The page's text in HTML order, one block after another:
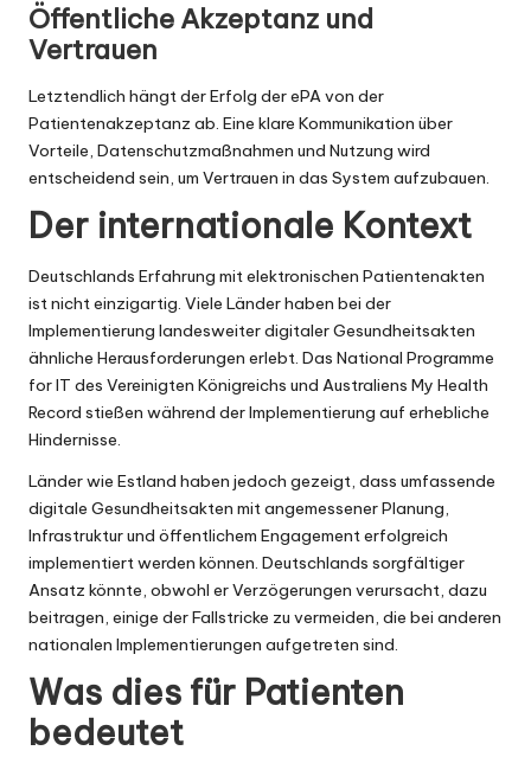
Öffentliche Akzeptanz und
Vertrauen
Letztendlich hängt der Erfolg der ePA von der
Patientenakzeptanz ab. Eine klare Kommunikation über
Vorteile, Datenschutzmaßnahmen und Nutzung wird
entscheidend sein, um Vertrauen in das System aufzubauen.
Der internationale Kontext
Deutschlands Erfahrung mit elektronischen Patientenakten
ist nicht einzigartig. Viele Länder haben bei der
Implementierung landesweiter digitaler Gesundheitsakten
ähnliche Herausforderungen erlebt. Das National Programme
for IT des Vereinigten Königreichs und Australiens My Health
Record stießen während der Implementierung auf erhebliche
Hindernisse.
Länder wie Estland haben jedoch gezeigt, dass umfassende
digitale Gesundheitsakten mit angemessener Planung,
Infrastruktur und öffentlichem Engagement erfolgreich
implementiert werden können. Deutschlands sorgfältiger
Ansatz könnte, obwohl er Verzögerungen verursacht, dazu
beitragen, einige der Fallstricke zu vermeiden, die bei anderen
nationalen Implementierungen aufgetreten sind.
Was dies für Patienten
bedeutet